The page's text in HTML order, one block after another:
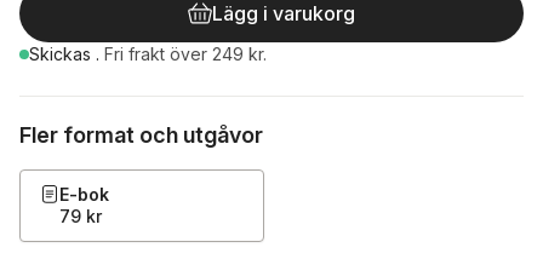
Lägg i varukorg
Skickas . Fri frakt över 249 kr.
Fler format och utgåvor
E-bok
79 kr